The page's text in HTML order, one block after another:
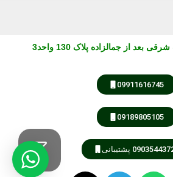
بعد از جمالزاده پلاک 130 واحد3
09911616745
09189805105
پشتیبانی